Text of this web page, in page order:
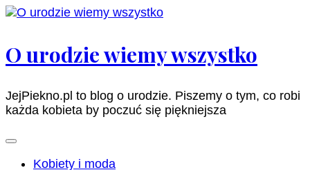
Pomiń
do
zawartości
enter)
O urodzie wiemy wszystko
JejPiekno.pl to blog o urodzie. Piszemy o tym, co robi
każda kobieta by poczuć się piękniejsza
Kobiety i moda